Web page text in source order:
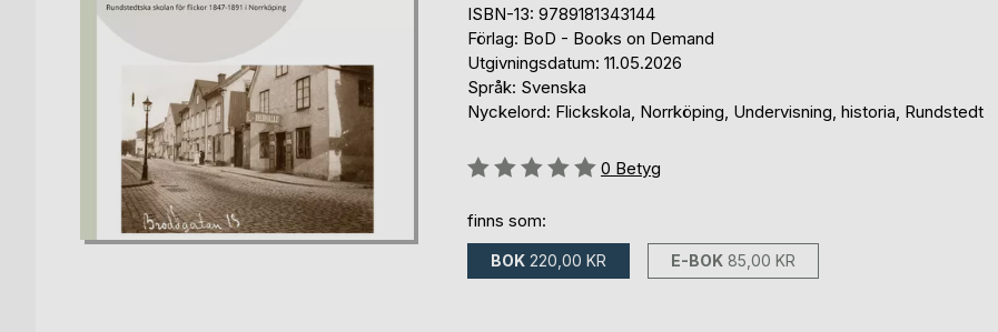
ISBN-13: 9789181343144
Förlag: BoD - Books on Demand
Utgivningsdatum: 11.05.2026
Språk: Svenska
Nyckelord: Flickskola, Norrköping, Undervisning, historia, Rundstedt
Betyg::
0 Betyg
finns som:
BOK 220,00 KR E-BOK 85,00 KR